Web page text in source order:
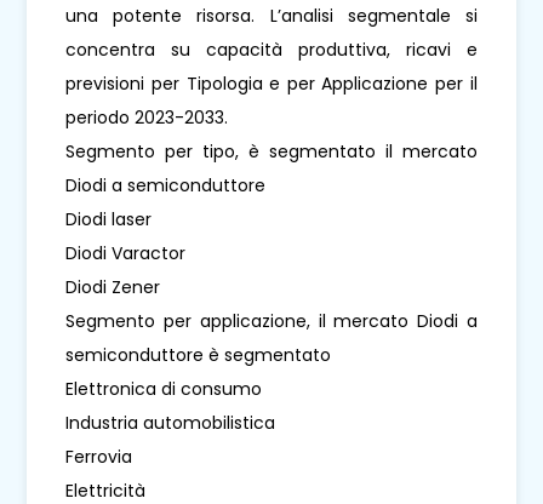
una potente risorsa. L’analisi segmentale si
concentra su capacità produttiva, ricavi e
previsioni per Tipologia e per Applicazione per il
periodo 2023-2033.
Segmento per tipo, è segmentato il mercato
Diodi a semiconduttore
Diodi laser
Diodi Varactor
Diodi Zener
Segmento per applicazione, il mercato Diodi a
semiconduttore è segmentato
Elettronica di consumo
Industria automobilistica
Ferrovia
Elettricità